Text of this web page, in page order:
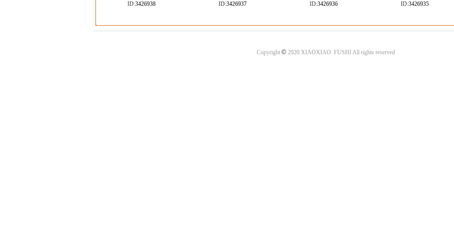
ID:3426938 ID:3426937 ID:3426936 ID:3426935
Copyright ©2020 XIAOXIAO FUSHI All rights reserved